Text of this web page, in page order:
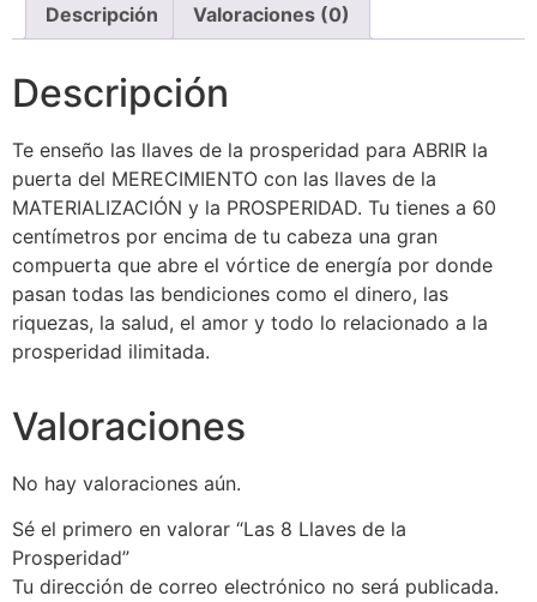
Descripción Valoraciones (0)
Descripción
Te enseño las llaves de la prosperidad para ABRIR la
puerta del MERECIMIENTO con las llaves de la
MATERIALIZACIÓN y la PROSPERIDAD. Tu tienes a 60
centímetros por encima de tu cabeza una gran
compuerta que abre el vórtice de energía por donde
pasan todas las bendiciones como el dinero, las
riquezas, la salud, el amor y todo lo relacionado a la
prosperidad ilimitada.
Valoraciones
No hay valoraciones aún.
Sé el primero en valorar “Las 8 Llaves de la
Prosperidad”
Tu dirección de correo electrónico no será publicada.